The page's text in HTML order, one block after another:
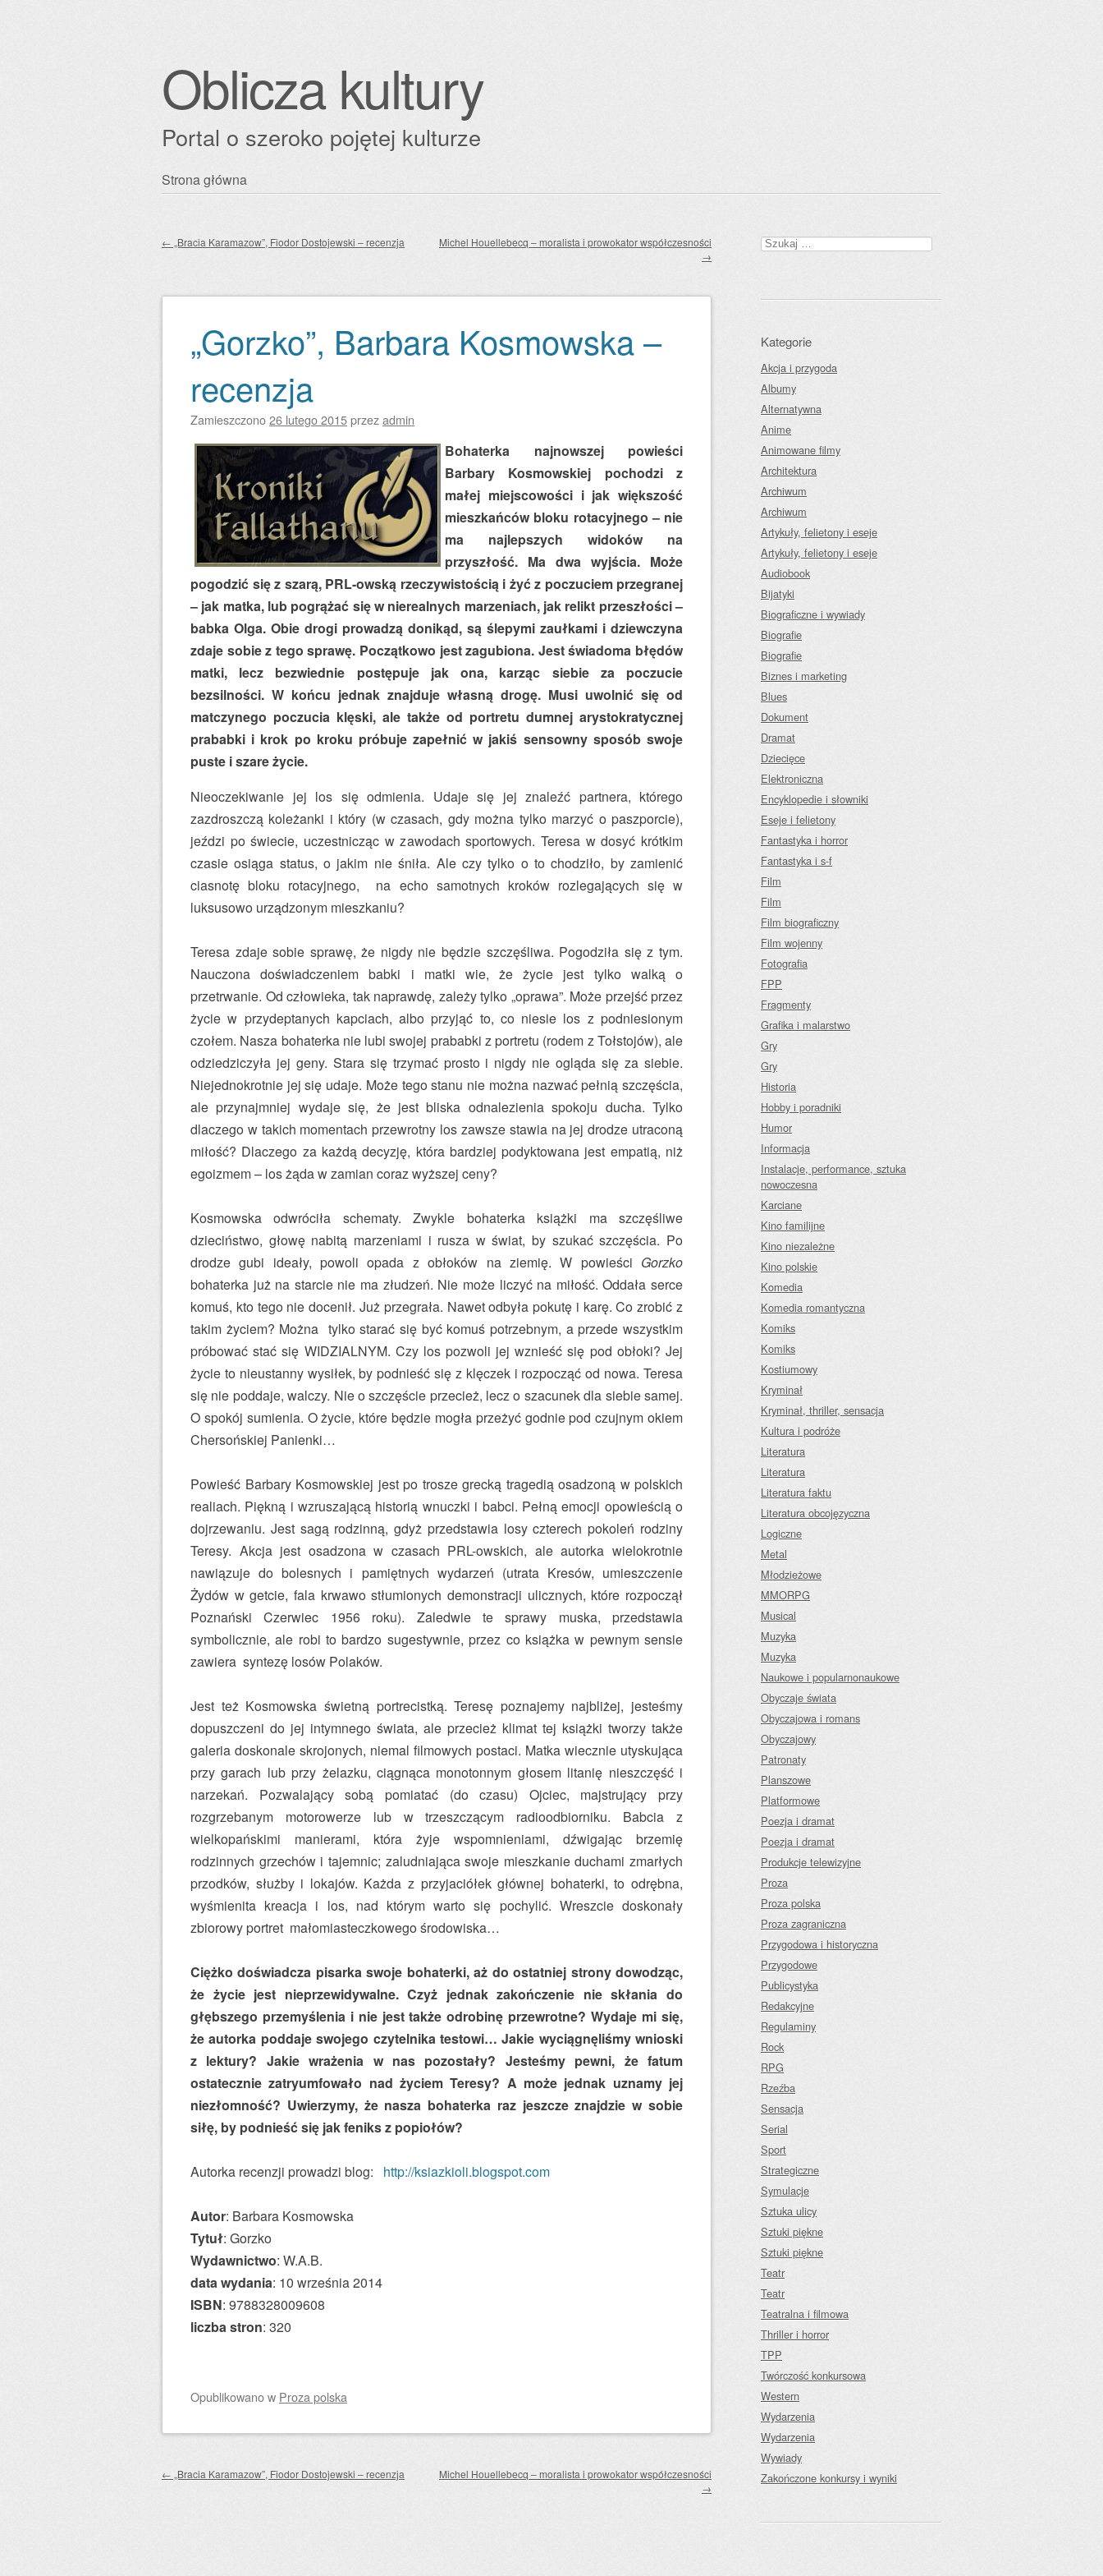
Oblicza kultury
Portal o szeroko pojętej kulturze
Przejdź
Strona główna
← „Bracia Karamazow”, Fiodor Dostojewski – recenzja
Michel Houellebecq – moralista i prowokator współczesności
→
„Gorzko”, Barbara Kosmowska –
recenzja
Zamieszczono26 lutego 2015przezadmin
Bohaterka najnowszej powieści
Barbary Kosmowskiej pochodzi z
małej miejscowości i jak większość
mieszkańców bloku rotacyjnego – nie
ma najlepszych widoków na
przyszłość. Ma dwa wyjścia. Może
pogodzić się z szarą, PRL-owską rzeczywistością i żyć z poczuciem przegranej
– jak matka, lub pogrążać się w nierealnych marzeniach, jak relikt przeszłości –
babka Olga. Obie drogi prowadzą donikąd, są ślepymi zaułkami i dziewczyna
zdaje sobie z tego sprawę. Początkowo jest zagubiona. Jest świadoma błędów
matki, lecz bezwiednie postępuje jak ona, karząc siebie za poczucie
bezsilności. W końcu jednak znajduje własną drogę. Musi uwolnić się od
matczynego poczucia klęski, ale także od portretu dumnej arystokratycznej
prababki i krok po kroku próbuje zapełnić w jakiś sensowny sposób swoje
puste i szare życie.
Nieoczekiwanie jej los się odmienia. Udaje się jej znaleźć partnera, którego
zazdroszczą koleżanki i który (w czasach, gdy można tylko marzyć o paszporcie),
jeździ po świecie, uczestnicząc w zawodach sportowych. Teresa w dosyć krótkim
czasie osiąga status, o jakim nie śniła. Ale czy tylko o to chodziło, by zamienić
ciasnotę bloku rotacyjnego, na echo samotnych kroków rozlegających się w
luksusowo urządzonym mieszkaniu?
Teresa zdaje sobie sprawę, że nigdy nie będzie szczęśliwa. Pogodziła się z tym.
Nauczona doświadczeniem babki i matki wie, że życie jest tylko walką o
przetrwanie. Od człowieka, tak naprawdę, zależy tylko „oprawa”. Może przejść przez
życie w przydeptanych kapciach, albo przyjąć to, co niesie los z podniesionym
czołem. Nasza bohaterka nie lubi swojej prababki z portretu (rodem z Tołstojów), ale
odziedziczyła jej geny. Stara się trzymać prosto i nigdy nie ogląda się za siebie.
Niejednokrotnie jej się udaje. Może tego stanu nie można nazwać pełnią szczęścia,
ale przynajmniej wydaje się, że jest bliska odnalezienia spokoju ducha. Tylko
dlaczego w takich momentach przewrotny los zawsze stawia na jej drodze utraconą
miłość? Dlaczego za każdą decyzję, która bardziej podyktowana jest empatią, niż
egoizmem – los żąda w zamian coraz wyższej ceny?
Kosmowska odwróciła schematy. Zwykle bohaterka książki ma szczęśliwe
dzieciństwo, głowę nabitą marzeniami i rusza w świat, by szukać szczęścia. Po
drodze gubi ideały, powoli opada z obłoków na ziemię. W powieści Gorzko
bohaterka już na starcie nie ma złudzeń. Nie może liczyć na miłość. Oddała serce
komuś, kto tego nie docenił. Już przegrała. Nawet odbyła pokutę i karę. Co zrobić z
takim życiem? Można tylko starać się być komuś potrzebnym, a przede wszystkim
próbować stać się WIDZIALNYM. Czy los pozwoli jej wznieść się pod obłoki? Jej
życie to nieustanny wysiłek, by podnieść się z klęczek i rozpocząć od nowa. Teresa
się nie poddaje, walczy. Nie o szczęście przecież, lecz o szacunek dla siebie samej.
O spokój sumienia. O życie, które będzie mogła przeżyć godnie pod czujnym okiem
Chersońskiej Panienki…
Powieść Barbary Kosmowskiej jest po trosze grecką tragedią osadzoną w polskich
realiach. Piękną i wzruszającą historią wnuczki i babci. Pełną emocji opowieścią o
dojrzewaniu. Jest sagą rodzinną, gdyż przedstawia losy czterech pokoleń rodziny
Teresy. Akcja jest osadzona w czasach PRL-owskich, ale autorka wielokrotnie
nawiązuje do bolesnych i pamiętnych wydarzeń (utrata Kresów, umieszczenie
Żydów w getcie, fala krwawo stłumionych demonstracji ulicznych, które rozpoczął
Poznański Czerwiec 1956 roku). Zaledwie te sprawy muska, przedstawia
symbolicznie, ale robi to bardzo sugestywnie, przez co książka w pewnym sensie
zawiera syntezę losów Polaków.
Jest też Kosmowska świetną portrecistką. Teresę poznajemy najbliżej, jesteśmy
dopuszczeni do jej intymnego świata, ale przecież klimat tej książki tworzy także
galeria doskonale skrojonych, niemal filmowych postaci. Matka wiecznie utyskująca
przy garach lub przy żelazku, ciągnąca monotonnym głosem litanię nieszczęść i
narzekań. Pozwalający sobą pomiatać (do czasu) Ojciec, majstrujący przy
rozgrzebanym motorowerze lub w trzeszczącym radioodbiorniku. Babcia z
wielkopańskimi manierami, która żyje wspomnieniami, dźwigając brzemię
rodzinnych grzechów i tajemnic; zaludniająca swoje mieszkanie duchami zmarłych
przodków, służby i lokajów. Każda z przyjaciółek głównej bohaterki, to odrębna,
wyśmienita kreacja i los, nad którym warto się pochylić. Wreszcie doskonały
zbiorowy portret małomiasteczkowego środowiska…
Ciężko doświadcza pisarka swoje bohaterki, aż do ostatniej strony dowodząc,
że życie jest nieprzewidywalne. Czyż jednak zakończenie nie skłania do
głębszego przemyślenia i nie jest także odrobinę przewrotne? Wydaje mi się,
że autorka poddaje swojego czytelnika testowi… Jakie wyciągnęliśmy wnioski
z lektury? Jakie wrażenia w nas pozostały? Jesteśmy pewni, że fatum
ostatecznie zatryumfowało nad życiem Teresy? A może jednak uznamy jej
niezłomność? Uwierzymy, że nasza bohaterka raz jeszcze znajdzie w sobie
siłę, by podnieść się jak feniks z popiołów?
Autorka recenzji prowadzi blog: http://ksiazkioli.blogspot.com
Autor: Barbara Kosmowska
Tytuł: Gorzko
Wydawnictwo: W.A.B.
data wydania: 10 września 2014
ISBN: 9788328009608
liczba stron: 320
Opublikowanow Proza polska
Zobacz wpisy
← „Bracia Karamazow”, Fiodor Dostojewski – recenzja
Michel Houellebecq – moralista i prowokator współczesności
→
Szukaj:
Kategorie
Akcja i przygoda
Albumy
Alternatywna
Anime
Animowane filmy
Architektura
Archiwum
Archiwum
Artykuły, felietony i eseje
Artykuły, felietony i eseje
Audiobook
Bijatyki
Biograficzne i wywiady
Biografie
Biografie
Biznes i marketing
Blues
Dokument
Dramat
Dziecięce
Elektroniczna
Encyklopedie i słowniki
Eseje i felietony
Fantastyka i horror
Fantastyka i s-f
Film
Film
Film biograficzny
Film wojenny
Fotografia
FPP
Fragmenty
Grafika i malarstwo
Gry
Gry
Historia
Hobby i poradniki
Humor
Informacja
Instalacje, performance, sztuka
nowoczesna
Karciane
Kino familijne
Kino niezależne
Kino polskie
Komedia
Komedia romantyczna
Komiks
Komiks
Kostiumowy
Kryminał
Kryminał, thriller, sensacja
Kultura i podróże
Literatura
Literatura
Literatura faktu
Literatura obcojęzyczna
Logiczne
Metal
Młodzieżowe
MMORPG
Musical
Muzyka
Muzyka
Naukowe i popularnonaukowe
Obyczaje świata
Obyczajowa i romans
Obyczajowy
Patronaty
Planszowe
Platformowe
Poezja i dramat
Poezja i dramat
Produkcje telewizyjne
Proza
Proza polska
Proza zagraniczna
Przygodowa i historyczna
Przygodowe
Publicystyka
Redakcyjne
Regulaminy
Rock
RPG
Rzeźba
Sensacja
Serial
Sport
Strategiczne
Symulacje
Sztuka ulicy
Sztuki piękne
Sztuki piękne
Teatr
Teatr
Teatralna i filmowa
Thriller i horror
TPP
Twórczość konkursowa
Western
Wydarzenia
Wydarzenia
Wywiady
Zakończone konkursy i wyniki